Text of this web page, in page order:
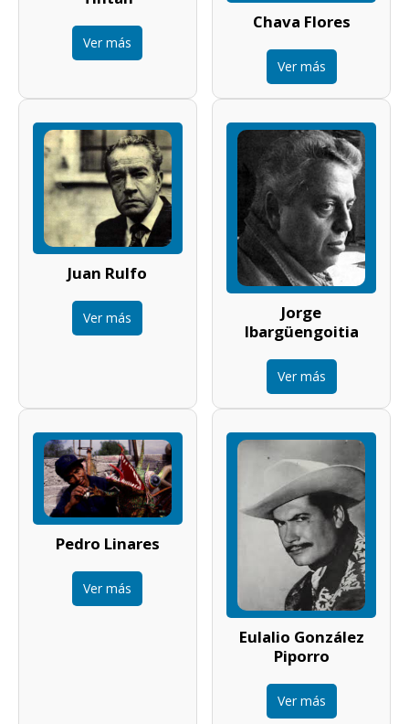
Ver más
Chava Flores
Ver más
Juan Rulfo
Ver más
Jorge
Ibargüengoitia
Ver más
Pedro Linares
Ver más
Eulalio González
Piporro
Ver más